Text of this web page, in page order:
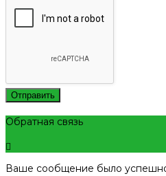
Отправить
Обратная связь
Ваше сообщение было